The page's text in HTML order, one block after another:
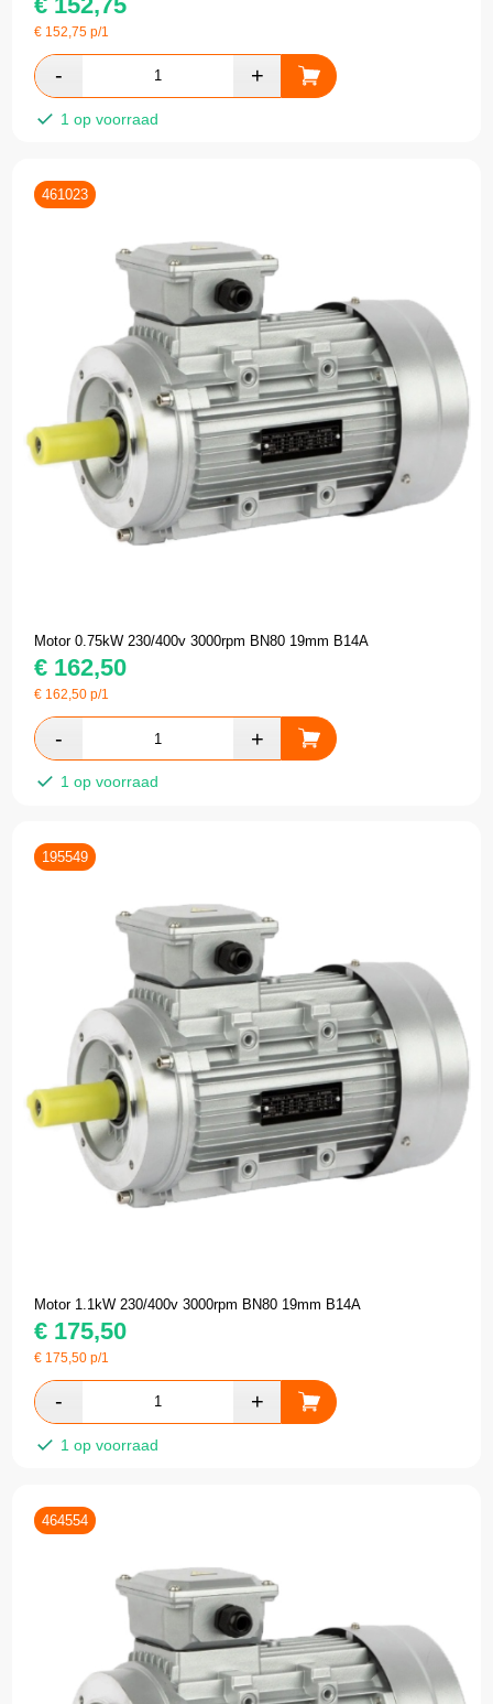
€ 152,75 p/1
1 op voorraad
461023
Motor 0.75kW 230/400v 3000rpm BN80 19mm B14A
€ 162,50
€ 162,50 p/1
1 op voorraad
195549
Motor 1.1kW 230/400v 3000rpm BN80 19mm B14A
€ 175,50
€ 175,50 p/1
1 op voorraad
464554